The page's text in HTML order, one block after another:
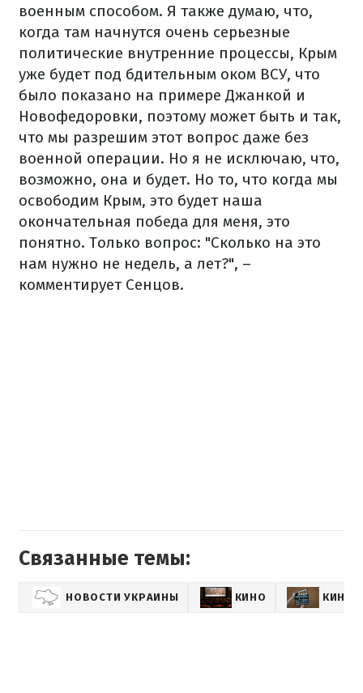
военным способом. Я также думаю, что,
когда там начнутся очень серьезные
политические внутренние процессы, Крым
уже будет под бдительным оком ВСУ, что
было показано на примере Джанкой и
Новофедоровки, поэтому может быть и так,
что мы разрешим этот вопрос даже без
военной операции. Но я не исключаю, что,
возможно, она и будет. Но то, что когда мы
освободим Крым, это будет наша
окончательная победа для меня, это
понятно. Только вопрос: "Сколько на это
нам нужно не недель, а лет?", –
комментирует Сенцов.
Связанные темы:
НОВОСТИ УКРАИНЫ КИНО